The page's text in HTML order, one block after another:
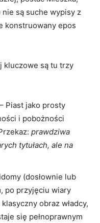
nie są suche wypisy z
konstruowany epos
kluczowe są tu trzy
– Piast jako prosty
i pobożności
prawdziwa
tytułach, ale na
(dosłownie lub
po przyjęciu wiary
obraz władcy,
się pełnoprawnym